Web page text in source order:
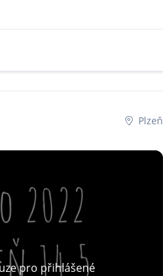
Plzeň
pro přihlášené